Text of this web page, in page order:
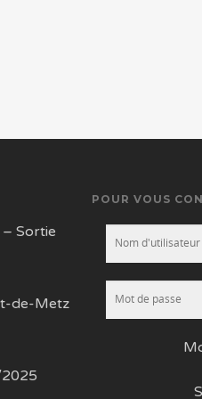
– Sortie
de-Metz
POUR VOUS